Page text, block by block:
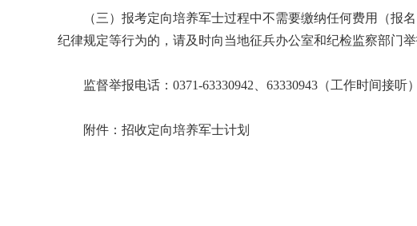
（三）报考定向培养军士过程中不需要缴纳任何费用（报名
纪律规定等行为的，请及时向当地征兵办公室和纪检监察部门举
监督举报电话：0371-63330942、63330943（工作时间接听）
附件： 招收定向培养军士计划